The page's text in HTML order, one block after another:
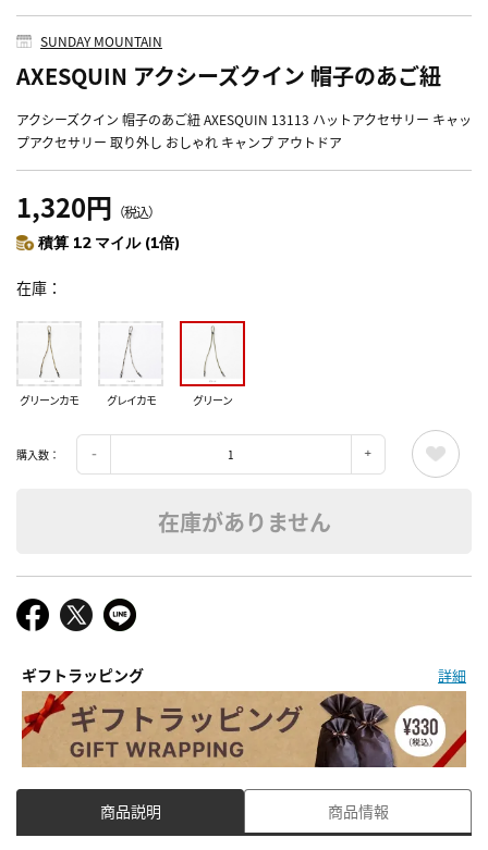
SUNDAY MOUNTAIN
AXESQUIN アクシーズクイン 帽子のあご紐
アクシーズクイン 帽子のあご紐 AXESQUIN 13113 ハットアクセサリー キャッ
プアクセサリー 取り外し おしゃれ キャンプ アウトドア
1,320円 （税込）
積算 12 マイル (1倍)
在庫
グリーンカモ グレイカモ グリーン
購入数：
在庫がありません
ギフトラッピング 詳細
商品説明 商品情報